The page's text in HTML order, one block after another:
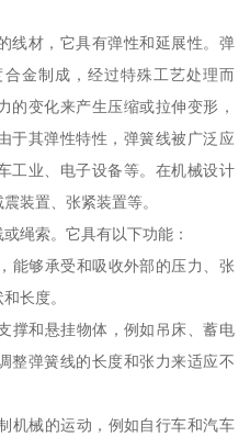
线材，它具有弹性和延展性。弹
金制成，经过特殊工艺处理而
的变化来产生压缩或拉伸变形，
于其弹性特性，弹簧线被广泛应
工业、电子设备等。在机械设计
装置、张紧装置等。
绳索。它具有以下功能：
能够承受和吸收外部的压力、张
长度。
撑和悬挂物体，例如吊床、蓄电
整弹簧线的长度和张力来适应不
机械的运动，例如自行车和汽车